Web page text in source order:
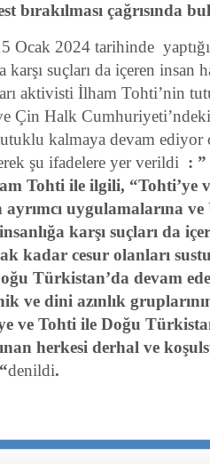
bırakılması çağrısında
Ocak 2024 tarihinde
karşı suçları da içeren
aktivisti İlham Tohti’nin
Çin Halk Cumhuriyeti’ndeki
kalmaya devam ediyor
şu ifadelere yer verildi : ”
Tohti ile ilgili, “Tohti’ye
ayrımcı uygulamalarına
karşı suçları da
kadar cesur olanları
Türkistan’da devam
ve dini azınlık
ve Tohti ile Doğu
herkesi derhal ve
denildi.